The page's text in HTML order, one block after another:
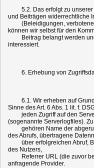
5.2. Das erfolgt zu unserer
und Beiträgen widerrechtliche
(Beleidigungen, verbotene
können wir selbst für den
Beitrag belangt werden und
interessiert.
6. Erhebung von
6.1. Wir erheben auf
Sinne des Art. 6 Abs. 1 lit. f.
jeden Zugriff auf den
(sogenannte Serverlogfiles).
gehören Name der
des Abrufs, übertragene
über erfolgreichen Abruf,
des Nutzers,
Referrer URL (die zuvor
anfragende Provider.